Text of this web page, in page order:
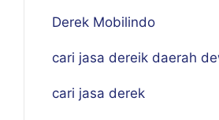
Derek Mobilindo
cari jasa dereik daerah
cari jasa derek